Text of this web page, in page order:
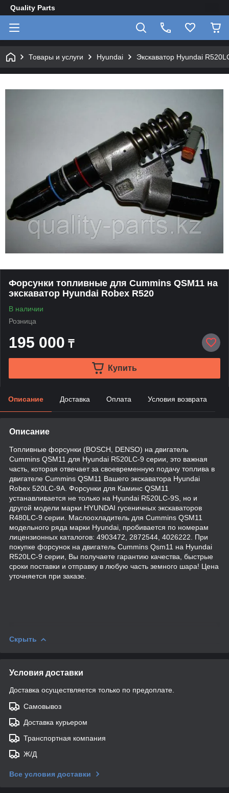
Quality Parts
Товары и услуги Hyundai Экскаватор Hyundai
Форсунки топливные для Cummins QSM11 на
экскаватор Hyundai Robex R520
В наличии
Розница
195 000 ₸
Купить
Описание Доставка Оплата Условия возврата
Описание
Топливные форсунки (BOSCH, DENSO) на двигатель
Cummins QSM11 для Hyundai R520LC-9 серии, это важная
часть, которая отвечает за своевременную подачу топлива в
двигателе Cummins QSM11 Вашего экскаватора Hyundai
Robex 520LC-9A. Форсунки для Каминс QSM11
устанавливается не только на Hyundai R520LC-9S, но и
другой модели марки HYUNDAI гусеничных экскаваторов
R480LC-9 серии. Маслоохладитель для Cummins QSM11
модельного ряда марки Hyundai, пробивается по номерам
лицензионных каталогов: 4903472, 2872544, 4026222. При
покупке форсунок на двигатель Cummins Qsm11 на Hyundai
R520LC-9 серии, Вы получаете гарантию качества, быстрые
сроки поставки и отправку в любую часть земного шара! Цена
уточняется при заказе.
Скрыть
Условия доставки
Доставка осуществляется только по предоплате.
Самовывоз
Доставка курьером
Транспортная компания
Ж/Д
Все условия доставки